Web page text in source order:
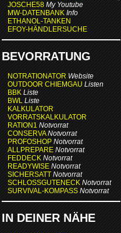
JOSCHE58 My Youtube
MW-DATENBANK Info
ETHANOL-TANKEN
EFOY-HÄNDLERSUCHE
BEVORRATUNG
NOTRATIONATOR Website
OUTDOOR CHIEMGAU Listen
BBK Liste
BWL Liste
KALKULATOR
VORRATSKALKULATOR
RATION1 Notvorrat
CONSERVA Notvorrat
PROFOSHOP Notvorrat
ALLPREPARE Notvorrat
FEDDECK Notvorrat
READYWISE Notvorrat
SICHERSATT Notvorrat
SCHLOSSGUTENECK Notvorrat
SURVIVAL-KOMPASS Notvorrat
IN DEINER NÄHE